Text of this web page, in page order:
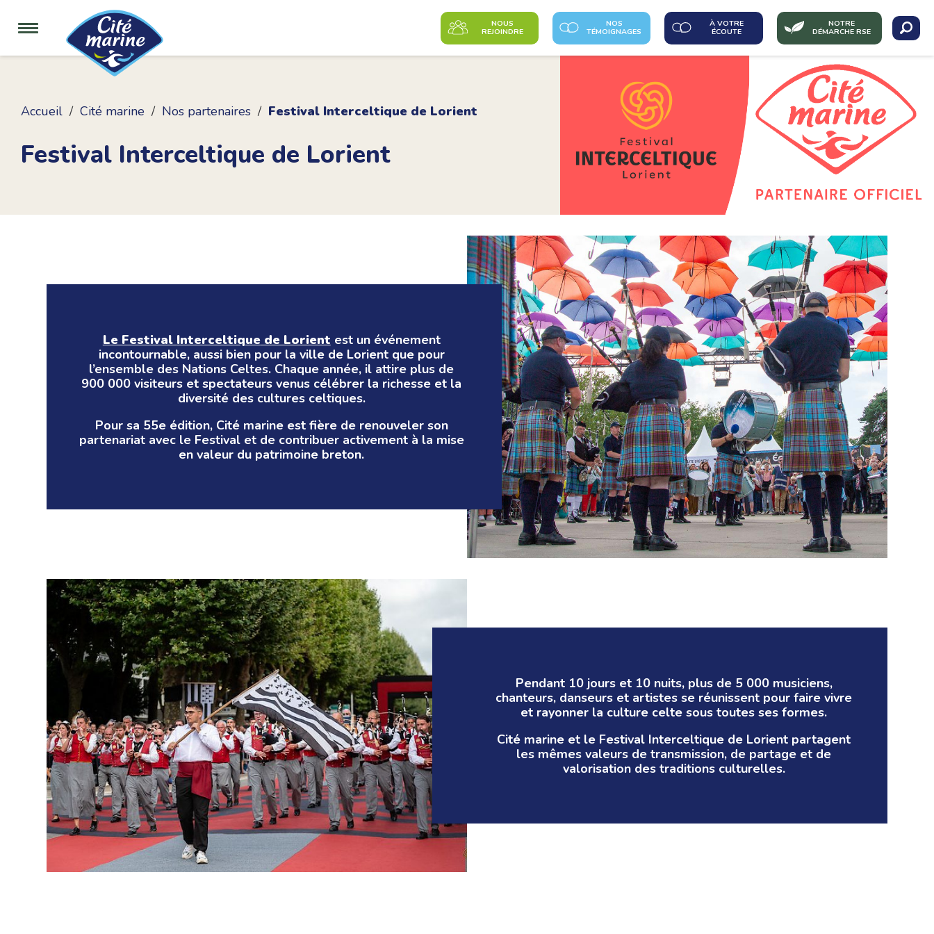
NOUS
REJOINDRE
NOS
TÉMOIGNAGES
À VOTRE
ÉCOUTE
NOTRE
DÉMARCHE RSE
Accueil Cité marine Nos partenaires Festival Interceltique de Lorient
Festival Interceltique de Lorient
Le Festival Interceltiquede Lorient est un événement
incontournable, aussi bien pour la ville de Lorient que pour
l’ensemble des Nations Celtes. Chaque année, il attire plus de
900 000 visiteurs et spectateurs venus célébrer la richesse et la
diversité des cultures celtiques.
Pour sa 55e édition, Cité marine est fière de renouveler son
partenariat avec le Festival et de contribuer activement à la mise
en valeur du patrimoine breton.
Pendant 10 jours et 10 nuits, plus de 5 000 musiciens,
chanteurs, danseurs et artistes se réunissent pour faire vivre
et rayonner la culture celte sous toutes ses formes.
Cité marine et le Festival Interceltique de Lorient partagent
les mêmes valeurs de transmission, de partage et de
valorisation des traditions culturelles.